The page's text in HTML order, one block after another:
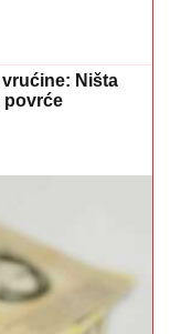
Ništa
povrće